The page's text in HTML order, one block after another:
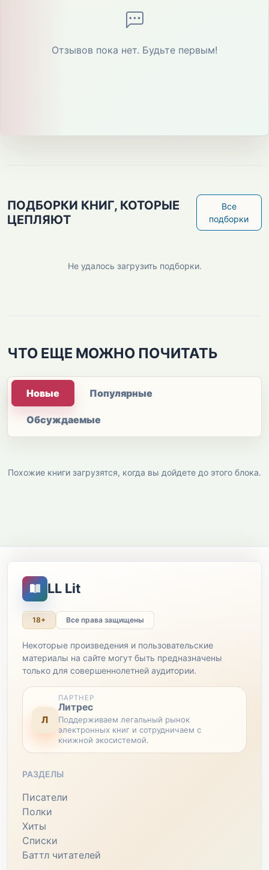
Отзывов пока нет. Будьте первым!
ПОДБОРКИ КНИГ, КОТОРЫЕ
ЦЕПЛЯЮТ
Все
подборки
Не удалось загрузить подборки.
ЧТО ЕЩЕ МОЖНО ПОЧИТАТЬ
Новые Популярные
Обсуждаемые
Похожие книги загрузятся, когда вы дойдете до этого блока.
LL Lit
18+ Все права защищены
Некоторые произведения и пользовательские
материалы на сайте могут быть предназначены
только для совершеннолетней аудитории.
Л
ПАРТНЕР
Литрес
Поддерживаем легальный рынок
электронных книг и сотрудничаем с
книжной экосистемой.
РАЗДЕЛЫ
Писатели
Полки
Хиты
Списки
Баттл читателей